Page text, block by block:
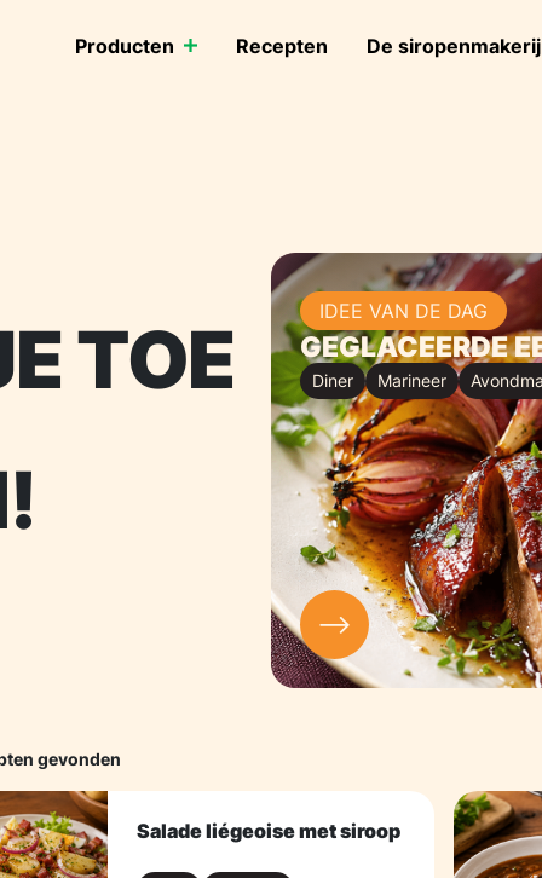
Producten Recepten De siropenmakerij
TOE IDEE VAN DE DAG
GEGLACEERDE
Diner Marineer
gevonden
Salade liégeoise met siroop